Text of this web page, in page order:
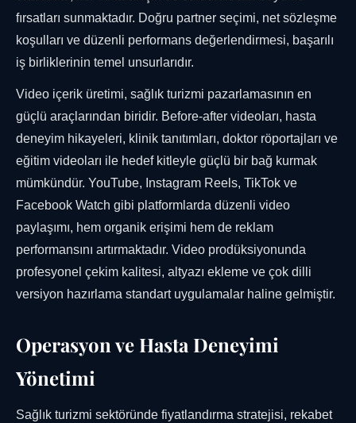
fırsatları sunmaktadır. Doğru partner seçimi, net sözleşme
koşulları ve düzenli performans değerlendirmesi, başarılı
iş birliklerinin temel unsurlarıdır.
Video içerik üretimi, sağlık turizmi pazarlamasının en
güçlü araçlarından biridir. Before-after videoları, hasta
deneyim hikayeleri, klinik tanıtımları, doktor röportajları ve
eğitim videoları ile hedef kitleyle güçlü bir bağ kurmak
mümkündür. YouTube, Instagram Reels, TikTok ve
Facebook Watch gibi platformlarda düzenli video
paylaşımı, hem organik erişimi hem de reklam
performansını artırmaktadır. Video prodüksiyonunda
profesyonel çekim kalitesi, altyazı ekleme ve çok dilli
versiyon hazırlama standart uygulamalar haline gelmiştir.
Operasyon ve Hasta Deneyimi
Yönetimi
Sağlık turizmi sektöründe fiyatlandırma stratejisi, rekabet